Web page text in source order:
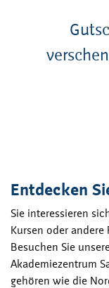
Entdecken
Sie interessieren
Kursen oder
Besuchen Sie
Akademiezentrum
gehören wie die